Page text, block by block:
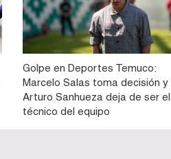
Golpe en Deportes Temuco:
Marcelo Salas toma decisión y
Arturo Sanhueza deja de ser el
técnico del equipo